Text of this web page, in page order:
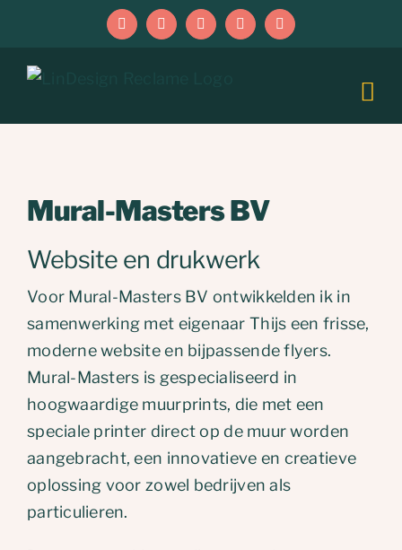
inhoud
FacebookInstagramLinkedIn
E-
mail
Phone
Mural-Masters BV
Website en drukwerk
Voor Mural-Masters BV ontwikkelden ik in
samenwerking met eigenaar Thijs een frisse,
moderne website en bijpassende flyers.
Mural-Masters is gespecialiseerd in
hoogwaardige muurprints, die met een
speciale printer direct op de muur worden
aangebracht, een innovatieve en creatieve
oplossing voor zowel bedrijven als
particulieren.